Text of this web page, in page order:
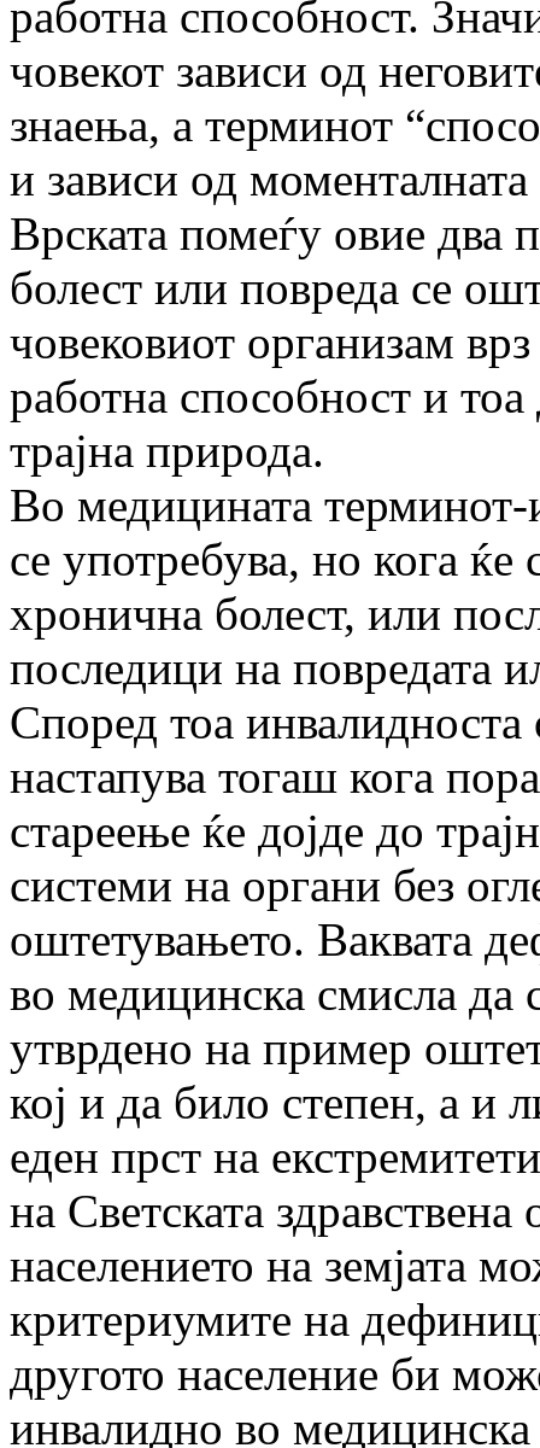
работна способност.
човекот зависи од
знаења, а терминот
и зависи од моменталната
Врската помеѓу овие два
болест или повреда се
човековиот организам
работна способност и
трајна природа.
Во медицината терминот-
се употребува, но кога
хронична болест, или
последици на повредата
Според тоа
настапува тогаш кога
стареење ќе дојде до
системи на органи без
оштетувањето. Ваквата
во медицинска смисла да
утврдено на пример
кој и да било степен, а и
еден прст на
на Светската
населението на земјата
критериумите на
другото население би
инвалидно во